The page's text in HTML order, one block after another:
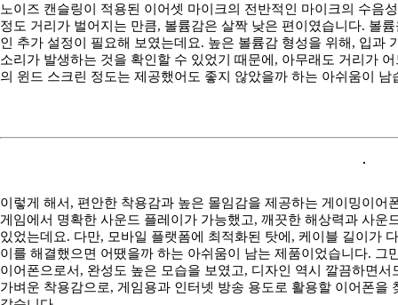
노이즈 캔슬링이 적용된 이어셋 마이크의 전반적인 마이크의 수음
정도 거리가 벌어지는 만큼, 볼륨감은 살짝 낮은 편이였습니다. 볼
인 추가 설정이 필요해 보였는데요. 높은 볼륨감 형성을 위해, 입과
소리가 발생하는 것을 확인할 수 있었기 때문에, 아무래도 거리가
의 윈드 스크린 정도는 제공했어도 좋지 않았을까 하는 아쉬움이 남
이렇게 해서, 편안한 착용감과 높은 몰임감을 제공하는 게이밍이
게임에서 명확한 사운드 플레이가 가능했고, 깨끗한 해상력과 사
있었는데요. 다만, 모바일 플랫폼에 최적화된 탓에, 케이블 길이가
이를 해결했으면 어땠을까 하는 아쉬움이 남는 제품이었습니다.
이어폰으로서, 완성도 높은 모습을 보였고, 디자인 역시 깔끔하면
가벼운 착용감으로, 게임용과 인터넷 방송 용도로 활용할 이어폰을